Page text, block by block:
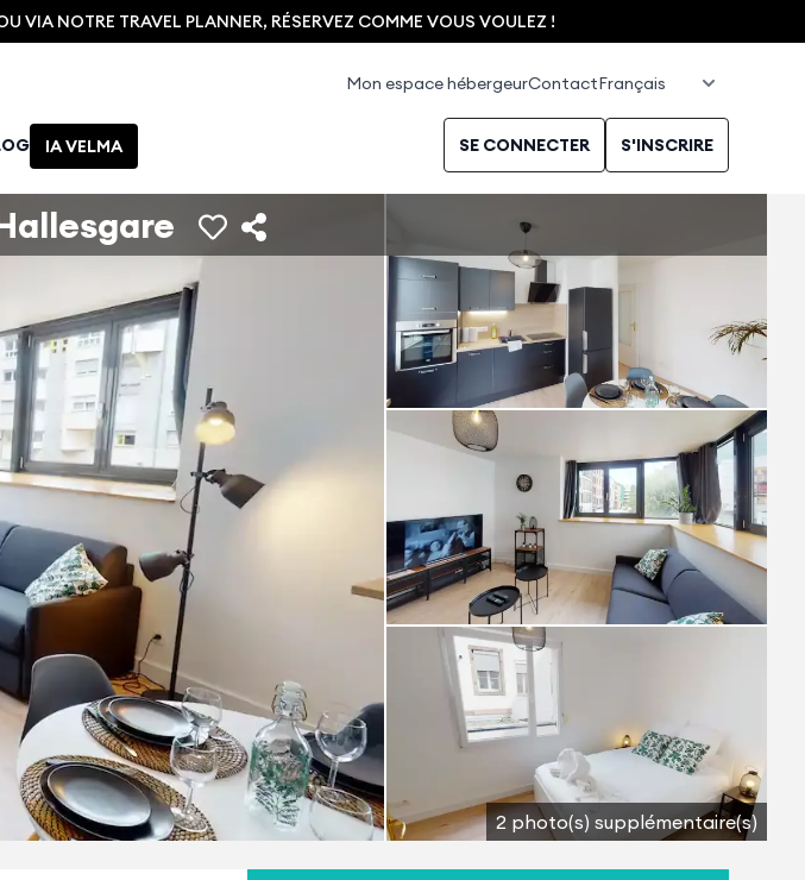
VIA NOTRE TRAVEL PLANNER, RÉSERVEZ COMME VOUS VOULEZ !
Mon espace hébergeurContact
IA VELMA SE CONNECTER S'INSCRIRE
2 photo(s) supplémentaire(s)